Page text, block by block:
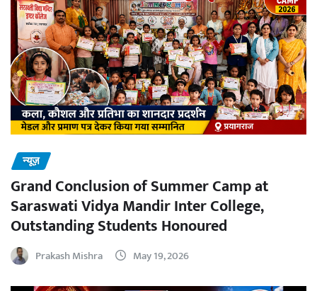
न्यूज़
Grand Conclusion of Summer Camp at
Saraswati Vidya Mandir Inter College,
Outstanding Students Honoured
Prakash Mishra May 19, 2026